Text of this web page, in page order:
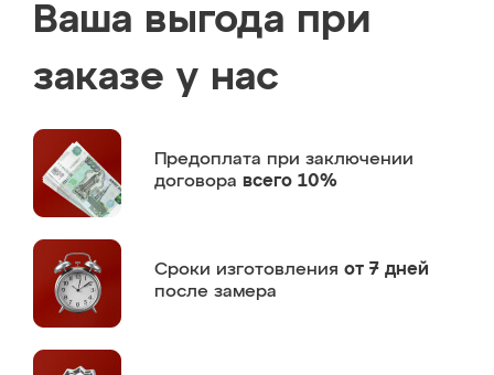
Ваша выгода при
заказе у нас
Предоплата при заключении
договора всего 10%
Сроки изготовления от 7 дней
после замера